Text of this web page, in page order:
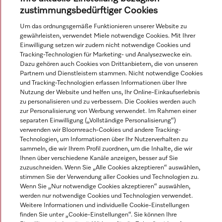
zustimmungsbedürftiger Cookies
Um das ordnungsgemäße Funktionieren unserer Website zu
gewährleisten, verwendet Miele notwendige Cookies. Mit Ihrer
Einwilligung setzen wir zudem nicht notwendige Cookies und
Tracking-Technologien für Marketing- und Analysezwecke ein.
Dazu gehören auch Cookies von Drittanbietern, die von unseren
Partnern und Dienstleistern stammen. Nicht notwendige Cookies
und Tracking-Technologien erfassen Informationen über Ihre
Nutzung der Website und helfen uns, Ihr Online-Einkaufserlebnis
zu personalisieren und zu verbessern. Die Cookies werden auch
zur Personalisierung von Werbung verwendet. Im Rahmen einer
separaten Einwilligung („Vollständige Personalisierung“)
verwenden wir Bloomreach-Cookies und andere Tracking-
Technologien, um Informationen über Ihr Nutzerverhalten zu
sammeln, die wir Ihrem Profil zuordnen, um die Inhalte, die wir
Ihnen über verschiedene Kanäle anzeigen, besser auf Sie
zuzuschneiden. Wenn Sie „Alle Cookies akzeptieren“ auswählen,
stimmen Sie der Verwendung aller Cookies und Technologien zu.
Wenn Sie „Nur notwendige Cookies akzeptieren“ auswählen,
werden nur notwendige Cookies und Technologien verwendet.
Weitere Informationen und individuelle Cookie-Einstellungen
finden Sie unter „Cookie-Einstellungen“. Sie können Ihre